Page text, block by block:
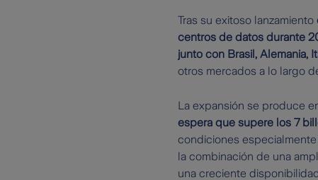
Tras su exitoso lanzamiento
centros de datos durante
junto con Brasil, Alemania,
otros mercados a lo largo
La expansión se produce
espera que supere los 7
condiciones
la combinación de una
una creciente